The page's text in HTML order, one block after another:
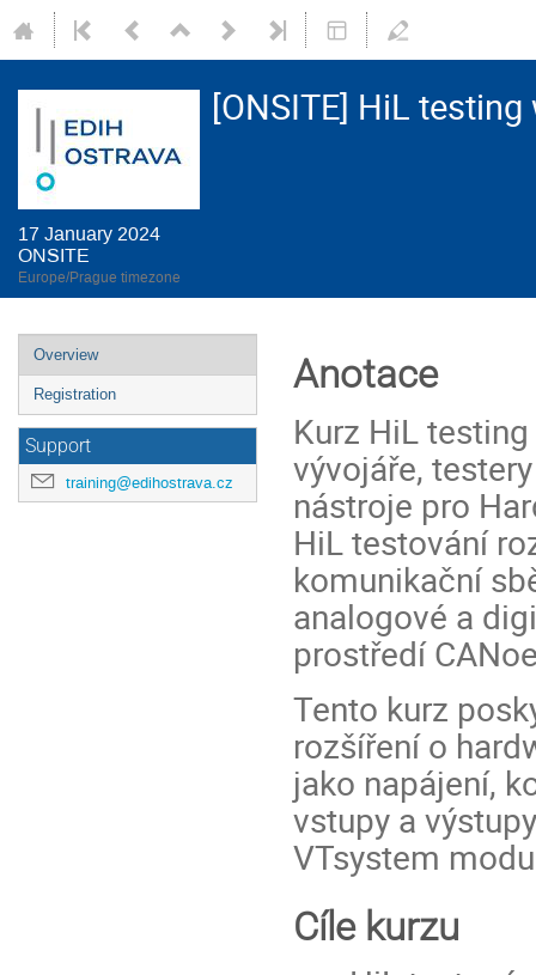
[ONSITE] HiL
17 January 2024
ONSITE
Europe/Prague timezone
Event
menu
Overview
Registration
Support
training@edihostrava.cz
Anotace
Kurz HiL
vývojáře,
nástroje pro
HiL testování
komunikační
analogové a
prostředí
Tento kurz
rozšíření o
jako napájení,
vstupy a
VTsystem
Cíle kurzu